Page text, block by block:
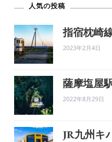
考
の
人気の投稿
指宿枕崎
2023年2月4日
薩摩塩屋
2022年8月29日
JR九州キ